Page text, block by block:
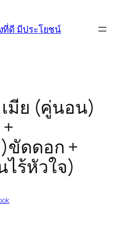
ที่ดี มีประโยชน์
เมีย (คู่นอน)
ขัดดอก +
ไร้หัวใจ)